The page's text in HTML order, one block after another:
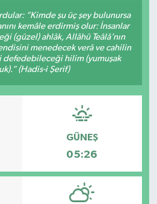
“Kimde şu üç şey bulunursa
kemâle erdirmiş olur: İnsanlar
(güzel) ahlâk, Allâhü Teâlâ’nın
menedecek verâ ve cahilin
defedebileceği hilim (yumuşak
(Hadis-i Şerif)
GÜNEŞ
05:26